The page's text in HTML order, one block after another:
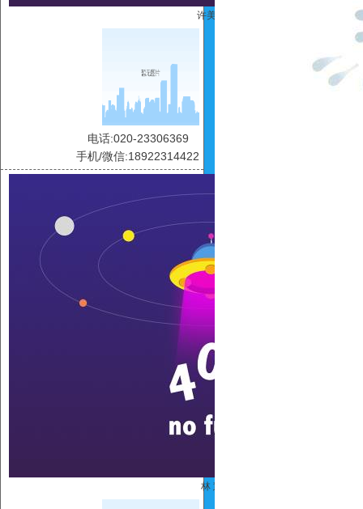
许美玲
电话:020-23306369
手机/微信:18922314422
林 慧